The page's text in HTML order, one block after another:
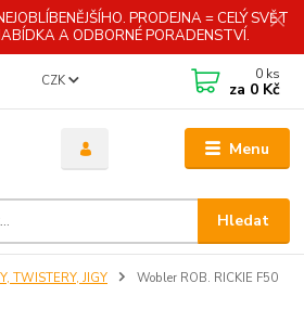
PRODEJNA = CELÝ SVĚT
A ODBORNÉ PORADENSTVÍ.
Menu
CZK
Hledat
0 ks
za 0 Kč
TWISTERY, JIGY
Wobler ROB. RICKIE F50